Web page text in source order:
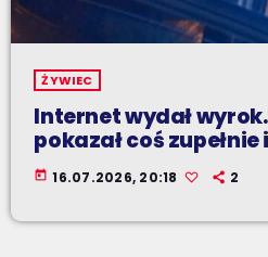
ŻYWIEC
Internet wydał
pokazał coś
today 16.07.2026, 20:18 2